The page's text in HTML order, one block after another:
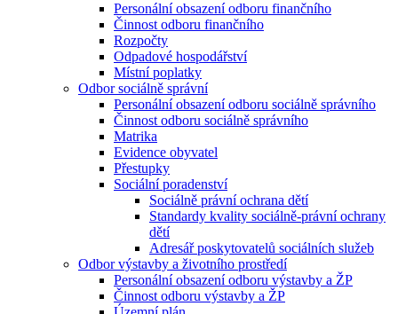
Personální obsazení odboru finančního
Činnost odboru finančního
Rozpočty
Odpadové hospodářství
Místní poplatky
Odbor sociálně správní
Personální obsazení odboru sociálně správního
Činnost odboru sociálně správního
Matrika
Evidence obyvatel
Přestupky
Sociální poradenství
Sociálně právní ochrana dětí
Standardy kvality sociálně-právní ochrany
dětí
Adresář poskytovatelů sociálních služeb
Odbor výstavby a životního prostředí
Personální obsazení odboru výstavby a ŽP
Činnost odboru výstavby a ŽP